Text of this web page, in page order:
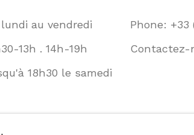
lundi au vendredi
13h . 14h-19h
18h30 le samedi
Phone: +33
Contactez-